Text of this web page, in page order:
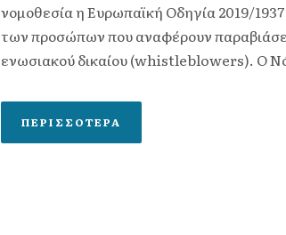
νομοθεσία η Ευρωπαϊκή Οδηγία 2019/
των προσώπων που αναφέρουν
ενωσιακού δικαίου (whistleblowers). Ο
ΠΕΡΙΣΣΌΤΕΡΑ